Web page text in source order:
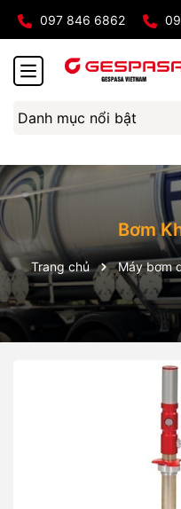
097 846 6862
Danh mục nổi bật
Bơm
Trang chủ Máy bơm